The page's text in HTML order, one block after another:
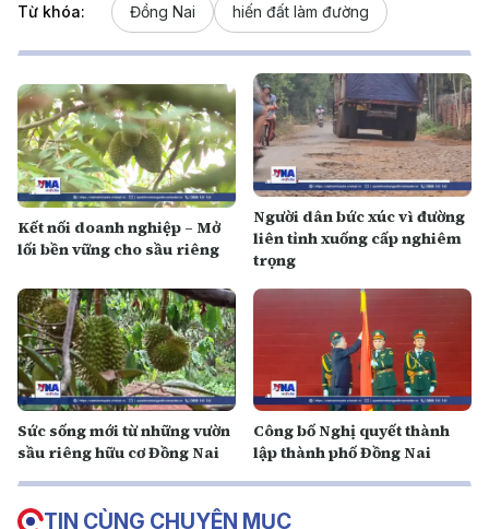
Từ khóa: Đồng Nai hiến đất làm đường
Kết nối doanh nghiệp – Mở
lối bền vững cho sầu riêng
Người dân bức xúc vì đường
liên tỉnh xuống cấp nghiêm
trọng
Sức sống mới từ những vườn
sầu riêng hữu cơ Đồng Nai
Công bố Nghị quyết thành
lập thành phố Đồng Nai
TIN CÙNG CHUYÊN MỤC